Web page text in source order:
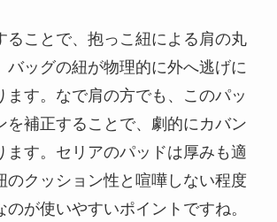
ることで、抱っこ紐による肩の丸
バッグの紐が物理的に外へ逃げに
ます。なで肩の方でも、このパッ
を補正することで、劇的にカバン
ます。セリアのパッドは厚みも適
のクッション性と喧嘩しない程度
が使いやすいポイントですね。